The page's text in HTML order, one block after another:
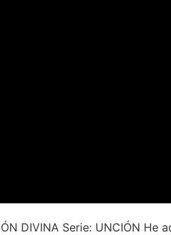
DIVINA Serie: UNCIÓN